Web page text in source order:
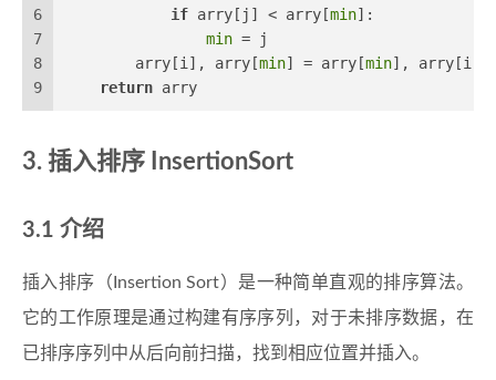
6
7
8
9
if arry[j] < arry[min]:
min = j
        arry[i], arry[
min] = arry[min], arry[i]
return arry
插入排序 InsertionSort
介绍
插入排序（Insertion Sort）是一种简单直观的排序算法。
它的工作原理是通过构建有序序列，对于未排序数据，在
已排序序列中从后向前扫描，找到相应位置并插入。